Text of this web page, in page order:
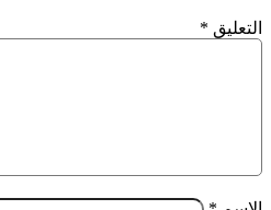
التعليق *